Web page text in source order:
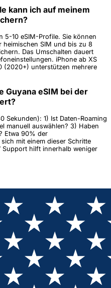
kann ich auf meinem
5-10 eSIM-Profile. Sie können
heimischen SIM und bis zu 8
Das Umschalten dauert
iPhone ab XS
(2020+) unterstützen mehrere
Guyana eSIM bei der
Sekunden): 1) Ist Daten-Roaming
manuell auswählen? 3) Haben
Etwa 90% der
mit einem dieser Schritte
Support hilft innerhalb weniger